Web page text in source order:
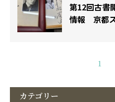
第12回古
情報 京都
1
カテゴリー